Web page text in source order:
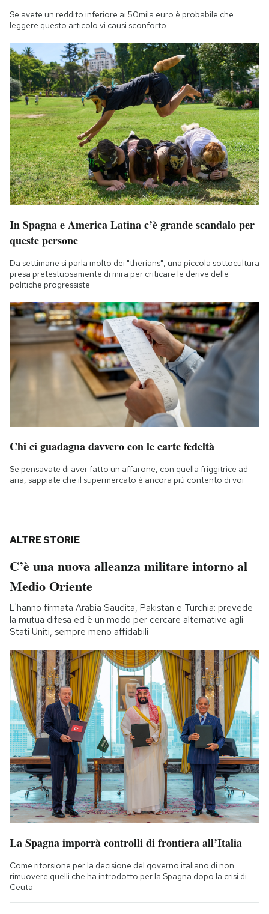
Se avete un reddito inferiore ai 50mila euro è probabile che
leggere questo articolo vi causi sconforto
In Spagna e America Latina c’è grande scandalo per
queste persone
Da settimane si parla molto dei "therians", una piccola sottocultura
presa pretestuosamente di mira per criticare le derive delle
politiche progressiste
Chi ci guadagna davvero con le carte fedeltà
Se pensavate di aver fatto un affarone, con quella friggitrice ad
aria, sappiate che il supermercato è ancora più contento di voi
ALTRE STORIE
C’è una nuova alleanza militare intorno al
Medio Oriente
L'hanno firmata Arabia Saudita, Pakistan e Turchia: prevede
la mutua difesa ed è un modo per cercare alternative agli
Stati Uniti, sempre meno affidabili
La Spagna imporrà controlli di frontiera all’Italia
Come ritorsione per la decisione del governo italiano di non
rimuovere quelli che ha introdotto per la Spagna dopo la crisi di
Ceuta